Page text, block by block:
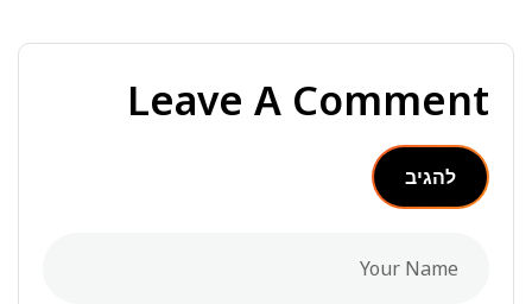
Leave A Comment
להגיב